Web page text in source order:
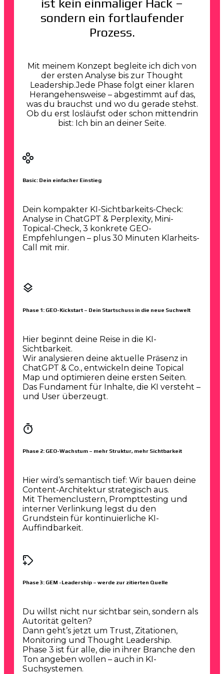
ist kein einmaliger Hack –
sondern ein fortlaufender
Prozess.
Mit meinem Konzept begleite ich dich von
der ersten Analyse bis zur Thought
Leadership.Jede Phase folgt einer klaren
Herangehensweise – abgestimmt auf das,
was du brauchst und wo du gerade stehst.
Ob du erst losläufst oder schon mittendrin
bist: Ich bin an deiner Seite.
Basic: Dein einfacher Einstieg
Dein kompakter KI-Sichtbarkeits-Check:
Analyse in ChatGPT & Perplexity, Mini-
Topical-Check, 3 konkrete GEO-
Empfehlungen – plus 30 Minuten Klarheits-
Call mit mir.
Phase 1: GEO-Kickstart – Dein Startschuss in die neue Suchwelt
Hier beginnt deine Reise in die KI-
Sichtbarkeit.
Wir analysieren deine aktuelle Präsenz in
ChatGPT & Co., entwickeln deine Topical
Map und optimieren deine ersten Seiten.
Das Fundament für Inhalte, die KI versteht –
und User überzeugt.
Phase 2: GEO-Wachstum – mehr Struktur, mehr Sichtbarkeit
Hier wird’s semantisch tief: Wir bauen deine
Content-Architektur strategisch aus.
Mit Themenclustern, Prompttesting und
interner Verlinkung legst du den
Grundstein für kontinuierliche KI-
Auffindbarkeit.
Phase 3: GEM -Leadership – werde zur zitierten Quelle
Du willst nicht nur sichtbar sein, sondern als
Autorität gelten?
Dann geht’s jetzt um Trust, Zitationen,
Monitoring und Thought Leadership.
Phase 3 ist für alle, die in ihrer Branche den
Ton angeben wollen – auch in KI-
Suchsystemen.